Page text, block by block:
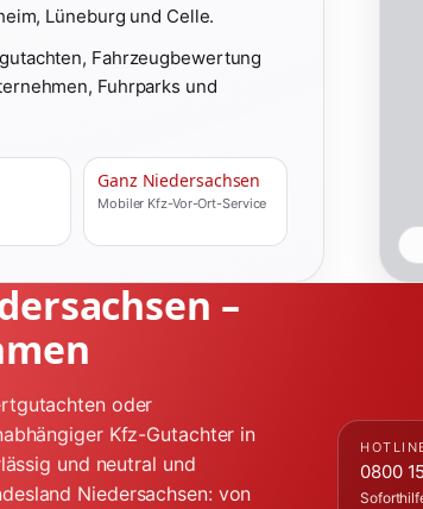
Lüneburg und Celle.
Fahrzeugbewertung
Fuhrparks und
Ganz Niedersachsen
Mobiler Kfz-Vor-Ort-Service
–
oder
Kfz-Gutachter in
und neutral und
Niedersachsen: von
0800